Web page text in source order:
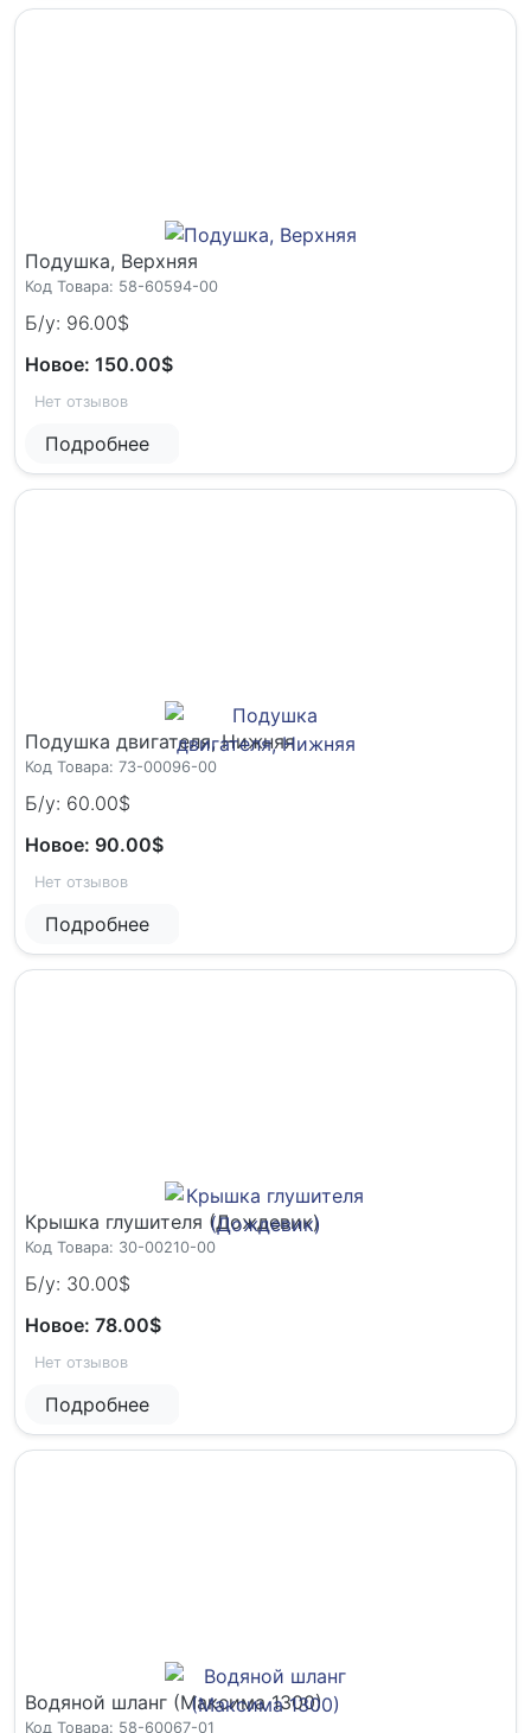
Подушка, Верхняя
Код Товара: 58-60594-00
Б/у: 96.00$
Новое: 150.00$
Нет отзывов
Подробнее
Подушка двигателя, Нижняя
Код Товара: 73-00096-00
Б/у: 60.00$
Новое: 90.00$
Нет отзывов
Подробнее
Крышка глушителя (Дождевик)
Код Товара: 30-00210-00
Б/у: 30.00$
Новое: 78.00$
Нет отзывов
Подробнее
Водяной шланг (Максима 1300)
Код Товара: 58-60067-01